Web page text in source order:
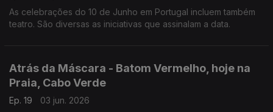
As celebrações do 10 de Junho em Portugal incluem também
teatro. São diversas as iniciativas que assinalam a data.
Atrás da Máscara - Batom Vermelho, hoje na
Praia, Cabo Verde
Ep. 19
03 jun. 2026